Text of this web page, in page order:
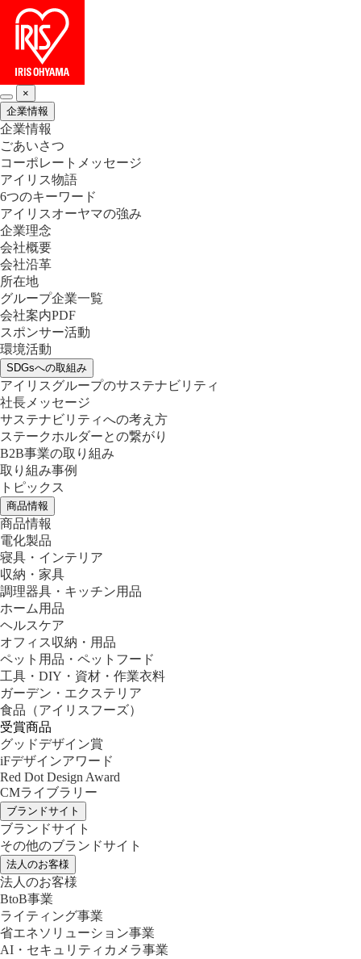
×
企業情報
企業情報
ごあいさつ
コーポレートメッセージ
アイリス物語
6つのキーワード
アイリスオーヤマの強み
企業理念
会社概要
会社沿革
所在地
グループ企業一覧
会社案内PDF
スポンサー活動
環境活動
SDGsへの取組み
アイリスグループのサステナビリティ
社長メッセージ
サステナビリティへの考え方
ステークホルダーとの繋がり
B2B事業の取り組み
取り組み事例
トピックス
商品情報
商品情報
電化製品
寝具・インテリア
収納・家具
調理器具・キッチン用品
ホーム用品
ヘルスケア
オフィス収納・用品
ペット用品・ペットフード
工具・DIY・資材・作業衣料
ガーデン・エクステリア
食品 （アイリスフーズ）
受賞商品
グッドデザイン賞
iFデザインアワード
Red Dot Design Award
CMライブラリー
ブランドサイト
ブランドサイト
その他のブランドサイト
法人のお客様
法人のお客様
BtoB事業
ライティング事業
省エネソリューション事業
AI・セキュリティカメラ事業